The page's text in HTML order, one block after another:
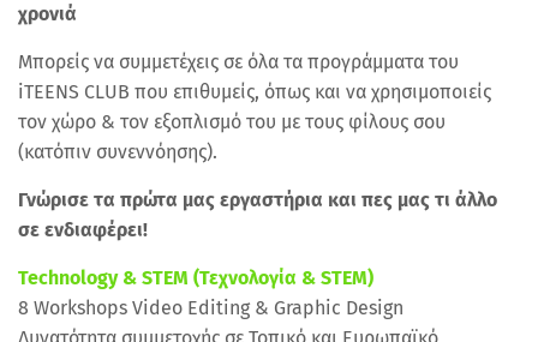
χρονιά
Μπορείς να συμμετέχεις σε όλα τα προγράμματα του
iTEENS CLUB που επιθυμείς, όπως και να χρησιμοποιείς
τον χώρο & τον εξοπλισμό του με τους φίλους σου
(κατόπιν συνεννόησης).
Γνώρισε τα πρώτα μας εργαστήρια και πες μας τι άλλο
σε ενδιαφέρει!
Technology & STEM (Τεχνολογία & STEM)
8 Workshops Video Editing & Graphic Design
Δυνατότητα συμμετοχής σε Τοπικό και Ευρωπαϊκό